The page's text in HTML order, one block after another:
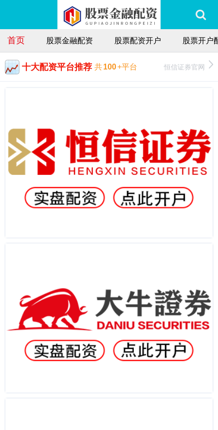
首页 股票金融配资 股票配资开户 股票开户
十大配资平台推荐 共100+平台 恒信证券官网